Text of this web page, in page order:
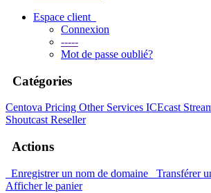
Espace client
Connexion
-----
Mot de passe oublié?
Catégories
Centova Pricing Other Services ICEcast
Shoutcast Reseller
Actions
Enregistrer un nom de domaine
Transférer
Afficher le panier